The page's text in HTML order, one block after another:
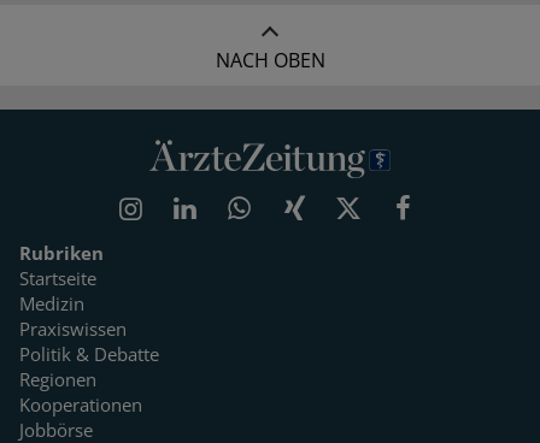
NACH OBEN
Rubriken
Startseite
Medizin
Praxiswissen
Politik & Debatte
Regionen
Kooperationen
Jobbörse